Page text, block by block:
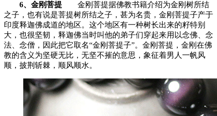
6、金刚菩提 金刚菩提据佛教书籍介绍为金刚树所结
之子，也有说是菩提树所结之子，甚为名贵，金刚菩提子产于
印度释迦佛成道的地区。这个地区有一种树长出来的籽特别
大，也很坚韧，释迦佛当时叫他的弟子们穿起来用以念佛、念
法、念僧，因此把它取名“金刚菩提子”。金刚菩提，金刚在佛
教的含义为坚硬无比，无坚不摧的意思，象征着男人一帆风
顺，披荆斩棘，顺风顺水。